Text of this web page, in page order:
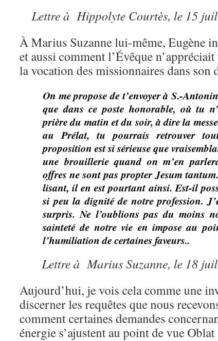
Lettre à Hippolyte Courtès, le 15
À Marius Suzanne lui-même, Eugène
et aussi comment l’Évêque
la vocation des missionnaires dans son
On me propose de t’envoyer à S.-
que dans ce poste honorable, où tu
prière du matin et du soir, à dire la
au Prélat, tu pourrais retrouver
proposition est si sérieuse que
une brouillerie quand on m’en
offres ne sont pas propter Jesum
lisant, il en est pourtant ainsi. Est-il
si peu la dignité de notre profession.
surpris. Ne l’oublions pas du moins
sainteté de notre vie en impose au
l’humiliation de certaines faveurs..
Lettre à Marius Suzanne, le 18
Aujourd’hui, je vois cela comme une
discerner les requêtes que nous
comment certaines demandes
énergie s’ajustent au point de vue Oblat